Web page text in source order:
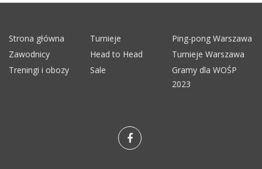
Strona główna Turnieje
Ping-pong Warszawa
Zawodnicy
Head to Head
Turnieje Warszawa
Treningi i obozy
Sale
Gramy dla WOŚP
2023